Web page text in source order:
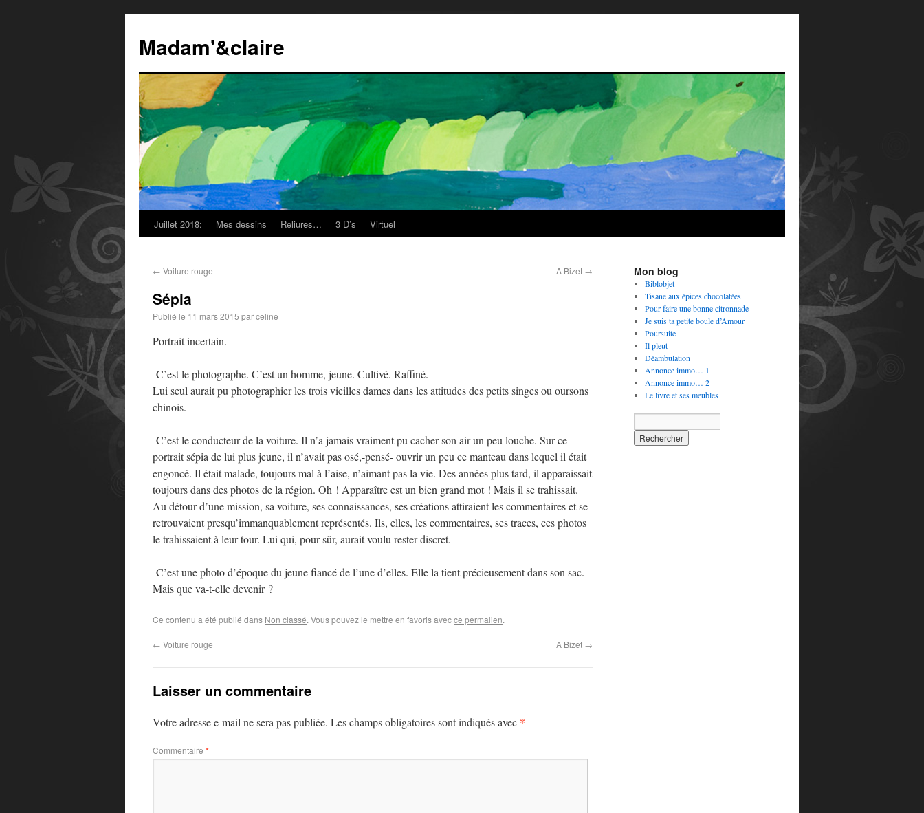
Madam'&claire
Juillet 2018: Mes dessins Reliures… 3 D’s Virtuel
← Voiture rouge A Bizet →
Sépia
Publié le 11 mars 2015 parceline
Portrait incertain.
-C’est le photographe. C’est un homme, jeune. Cultivé. Raffiné.
Lui seul aurait pu photographier les trois vieilles dames dans les attitudes des petits singes ou oursons
chinois.
-C’est le conducteur de la voiture. Il n’a jamais vraiment pu cacher son air un peu louche. Sur ce
portrait sépia de lui plus jeune, il n’avait pas osé,-pensé- ouvrir un peu ce manteau dans lequel il était
engoncé. Il était malade, toujours mal à l’aise, n’aimant pas la vie. Des années plus tard, il apparaissait
toujours dans des photos de la région. Oh ! Apparaître est un bien grand mot ! Mais il se trahissait.
Au détour d’une mission, sa voiture, ses connaissances, ses créations attiraient les commentaires et se
retrouvaient presqu’immanquablement représentés. Ils, elles, les commentaires, ses traces, ces photos
le trahissaient à leur tour. Lui qui, pour sûr, aurait voulu rester discret.
-C’est une photo d’époque du jeune fiancé de l’une d’elles. Elle la tient précieusement dans son sac.
Mais que va-t-elle devenir ?
Ce contenu a été publié dans Non classé. Vous pouvez le mettre en favoris avecce permalien.
← Voiture rouge A Bizet →
Laisser un commentaire
Votre adresse e-mail ne sera pas publiée. Les champs obligatoires sont indiqués avec *
Commentaire *
Mon blog
Biblobjet
Tisane aux épices chocolatées
Pour faire une bonne citronnade
Je suis ta petite boule d’Amour
Poursuite
Il pleut
Déambulation
Annonce immo… 1
Annonce immo… 2
Le livre et ses meubles